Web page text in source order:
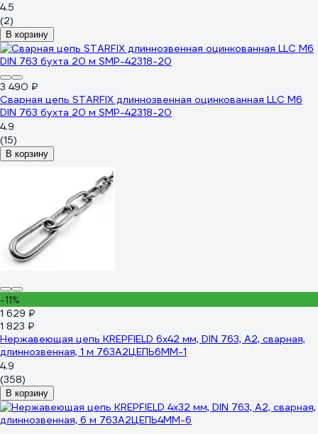
4.5
(2)
В корзину
3 490 ₽
Сварная цепь STARFIX длиннозвенная оцинкованная LLC М6
DIN 763 бухта 20 м SMP-42318-20
4.9
(15)
В корзину
-11%
1 629 ₽
1 823 ₽
Нержавеющая цепь KREPFIELD 6x42 мм, DIN 763, А2, сварная,
длиннозвенная, 1 м 763А2ЦЕПЬ6ММ-1
4.9
(358)
В корзину